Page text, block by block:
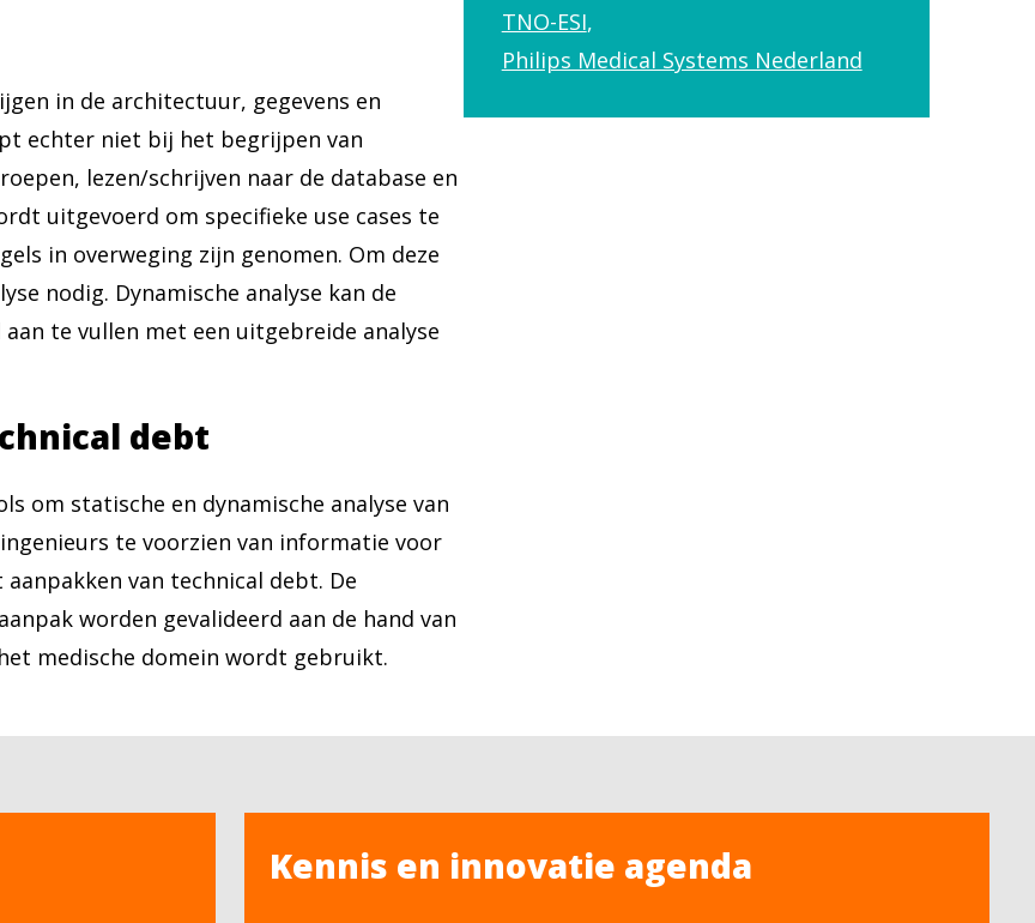
in de architectuur, gegevens en
echter niet bij het begrijpen van
lezen/schrijven naar de database en
uitgevoerd om specifieke use cases te
in overweging zijn genomen. Om deze
nodig. Dynamische analyse kan de
te vullen met een uitgebreide analyse
debt
om statische en dynamische analyse van
te voorzien van informatie voor
van technical debt. De
worden gevalideerd aan de hand van
medische domein wordt gebruikt.
TNO-ESI
Philips Medical Systems Nederland
Kennis en innovatie agenda